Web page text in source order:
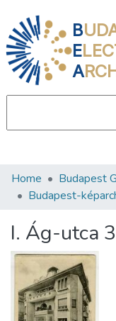
B
E
A
Communities &
Statistics
About us
Home Budapest
Budapest-
I. Ág-utca